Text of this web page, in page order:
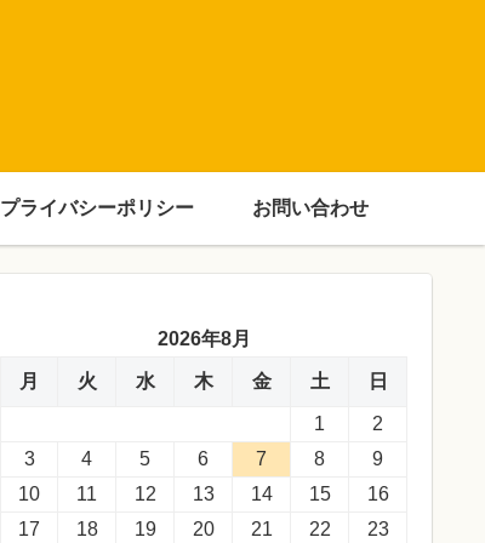
プライバシーポリシー お問い合わせ
2026年8月
月 火 水 木 金 土 日
1
2
3
4 5 6 7 8
9
10
11 12 13 14 15
16
17
18 19 20 21 22
23